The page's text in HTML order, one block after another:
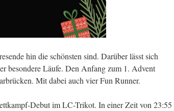
hin die schönsten sind. Darüber lässt sich
besondere Läufe. Den Anfang zum 1. Advent
Mit dabei auch vier Fun Runner.
Debut im LC-Trikot. In einer Zeit von 23:55